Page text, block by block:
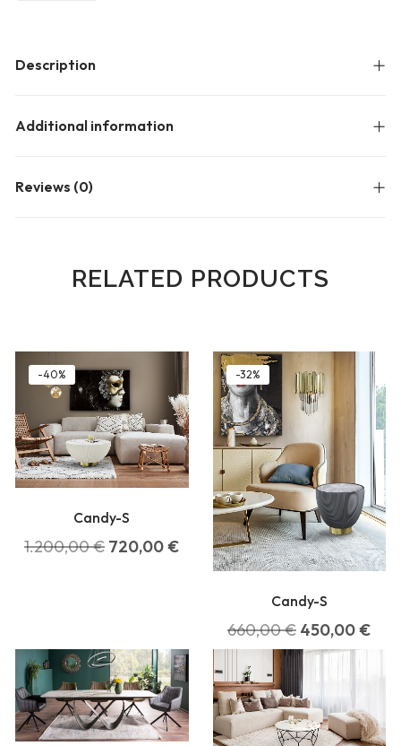
Description
Additional information
Reviews (0)
RELATED PRODUCTS
-40%
Candy-S
1.200,00€ 720,00€
-32%
Candy-S
660,00€ 450,00€